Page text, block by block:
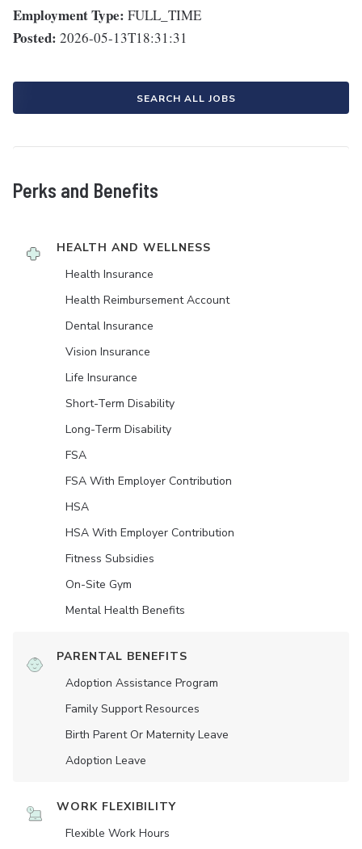
Employment Type: FULL_TIME
Posted: 2026-05-13T18:31:31
SEARCH ALL JOBS
Perks and Benefits
HEALTH AND WELLNESS
Health Insurance
Health Reimbursement Account
Dental Insurance
Vision Insurance
Life Insurance
Short-Term Disability
Long-Term Disability
FSA
FSA With Employer Contribution
HSA
HSA With Employer Contribution
Fitness Subsidies
On-Site Gym
Mental Health Benefits
PARENTAL BENEFITS
Adoption Assistance Program
Family Support Resources
Birth Parent Or Maternity Leave
Adoption Leave
WORK FLEXIBILITY
Flexible Work Hours